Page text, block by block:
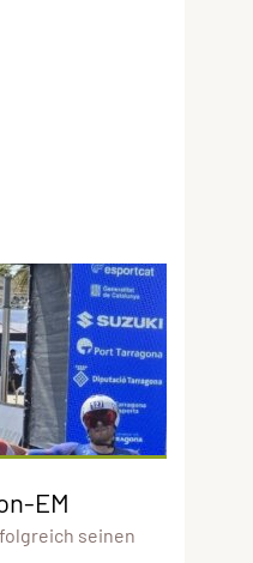
EM
seinen